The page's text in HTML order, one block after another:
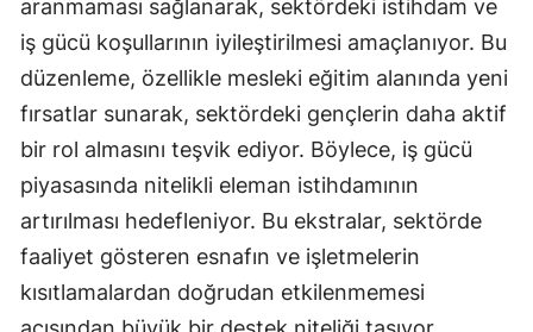
Muğla
Muş
Nevşehir
Niğde
Ordu
Sakarya
aranmaması sağlanarak, sektördeki istihdam ve
iş gücü koşullarının iyileştirilmesi amaçlanıyor. Bu
düzenleme, özellikle mesleki eğitim alanında yeni
fırsatlar sunarak, sektördeki gençlerin daha aktif
bir rol almasını teşvik ediyor. Böylece, iş gücü
piyasasında nitelikli eleman istihdamının
artırılması hedefleniyor. Bu ekstralar, sektörde
faaliyet gösteren esnafın ve işletmelerin
kısıtlamalardan doğrudan etkilenmemesi